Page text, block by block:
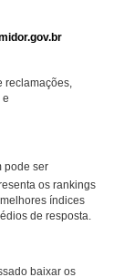
reclamações,
e
pode ser
os rankings
índices
de resposta.
baixar os